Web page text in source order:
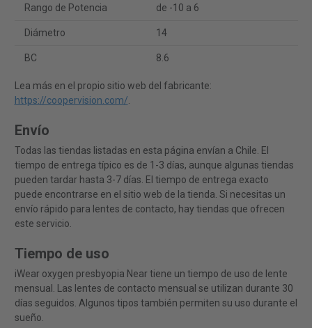
Rango de Potencia de -10 a 6
Diámetro 14
BC 8.6
Lea más en el propio sitio web del fabricante:
https://coopervision.com/.
Envío
Todas las tiendas listadas en esta página envían a Chile. El
tiempo de entrega típico es de 1-3 días, aunque algunas tiendas
pueden tardar hasta 3-7 días. El tiempo de entrega exacto
puede encontrarse en el sitio web de la tienda. Si necesitas un
envío rápido para lentes de contacto, hay tiendas que ofrecen
este servicio.
Tiempo de uso
iWear oxygen presbyopia Near tiene un tiempo de uso de lente
mensual. Las lentes de contacto mensual se utilizan durante 30
días seguidos. Algunos tipos también permiten su uso durante el
sueño.